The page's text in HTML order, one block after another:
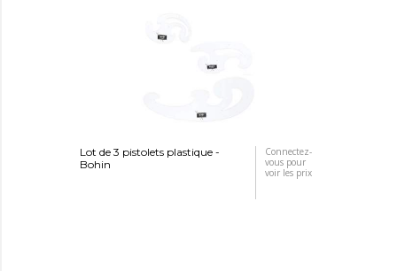
Lot de 3 pistolets plastique -
Bohin
Connectez-
vous pour
voir les prix